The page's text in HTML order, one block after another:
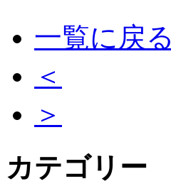
一覧に戻る
＜
＞
カテゴリー